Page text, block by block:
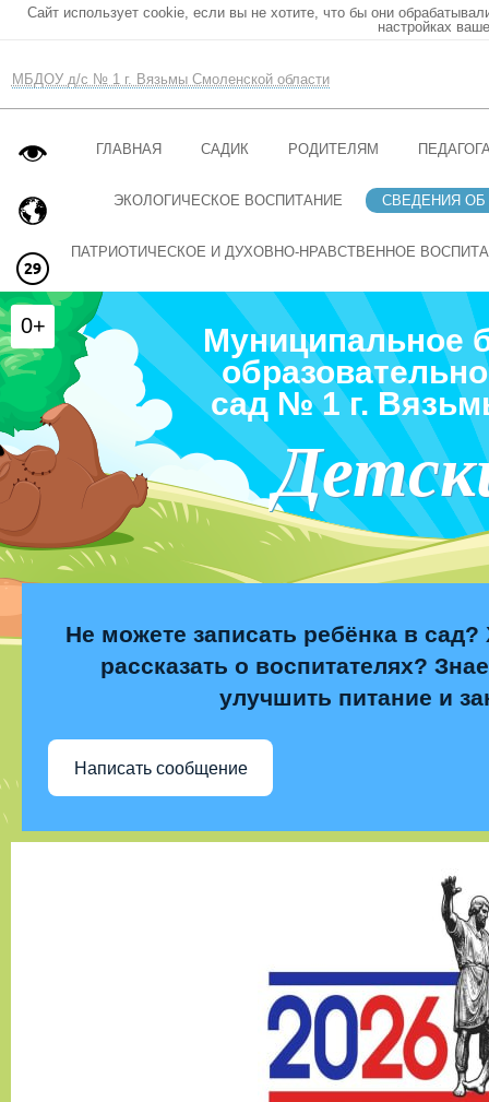
Сайт использует cookie, если вы не хотите, что бы они
настройках
МБДОУ д/с № 1 г. Вязьмы Смоленской области
ГЛАВНАЯ САДИК РОДИТЕЛЯМ
ЭКОЛОГИЧЕСКОЕ ВОСПИТАНИЕ СВЕДЕНИЯ ОБ
ПАТРИОТИЧЕСКОЕ И ДУХОВНО-НРАВСТВЕННОЕ
Муниципальное
сад № 1 г.
Не можете записать ребёнка в сад?
рассказать о воспитателях?
улучшить питание и
Написать сообщение
0+